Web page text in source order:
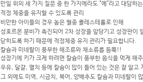
만일 위의 세 가지 질문 중 한 가지에라도 "예"라고 대답하
적정 체중을 유지할 수 있도록 관리
비만한 아이들의 경우 높은 혈중 콜레스테롤로 인해
성호르몬 분비가 촉진되어 2차 성장을 앞당기고 성장판이
닫히도록 하기 때문에 적정체중 유지 관리가 필요합니다.
칼슘과 미네랄이 풍부한 해조류와 채소류를 듬뿍!!
성장기에 키가 크게 하려면 칼슘이 풍부한 음식을 먹게 해
우유, 달걀, 멸치 등에 칼슘이 많이 들어 있는 것은 잘 알고
그 외에도 미역, 시금치, 북어, 양배추도 칼슘과 미네랄이